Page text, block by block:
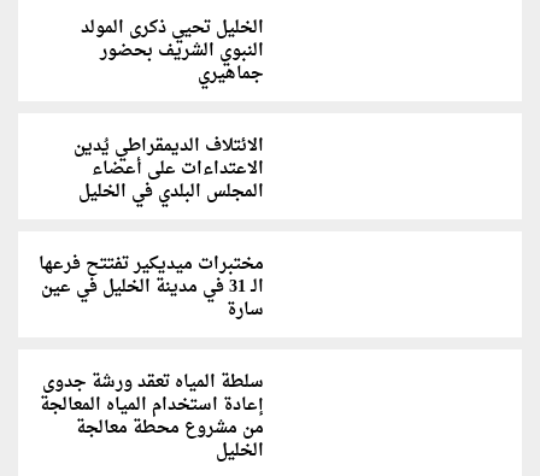
الخليل تحيي ذكرى المولد
النبوي الشريف بحضور
جماهيري
الائتلاف الديمقراطي يُدين
الاعتداءات على أعضاء
المجلس البلدي في الخليل
مختبرات ميديكير تفتتح فرعها
الـ 31 في مدينة الخليل في عين
سارة
سلطة المياه تعقد ورشة جدوى
إعادة استخدام المياه المعالجة
من مشروع محطة معالجة
الخليل